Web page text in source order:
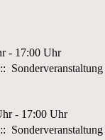
- 17:00 Uhr
:: Sonderveranstaltung
- 17:00 Uhr
:: Sonderveranstaltung